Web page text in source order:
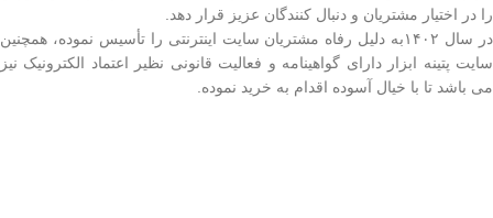
را در اختیار مشتریان و دنبال کنندگان عزیز قرار دهد.
در سال ۱۴۰۲به دلیل رفاه مشتریان سایت اینترنتی را تأسیس نموده، همچنین
سایت پتینه ابزار دارای گواهینامه و فعالیت قانونی نظیر اعتماد الکترونیک نیز
می باشد تا با خیال آسوده اقدام به خرید نموده.